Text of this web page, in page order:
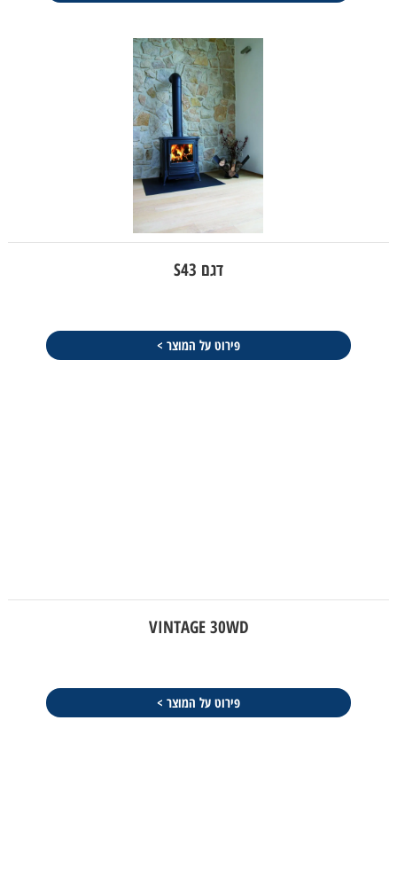
דגם S43
פירוט על המוצר >
VINTAGE 30WD
פירוט על המוצר >